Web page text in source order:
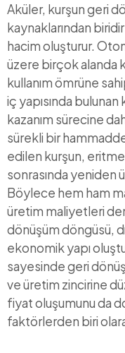
Aküler, kurşun geri
kaynaklarından
hacim oluşturur.
üzere birçok alanda
kullanım ömrüne
iç yapısında
kazanım sürecine
sürekli bir
edilen kurşun, eritme
sonrasında yeniden
Böylece hem ham
üretim maliyetleri
dönüşüm döngüsü,
ekonomik yapı
sayesinde geri
ve üretim zincirine
fiyat oluşumunu da
faktörlerden biri